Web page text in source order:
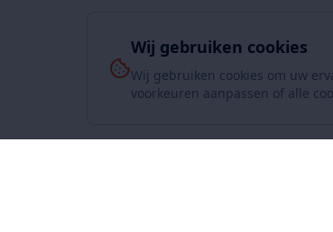
Wij gebruiken cookies
Wij gebruiken cookies om uw
voorkeuren aanpassen of alle
IEPER